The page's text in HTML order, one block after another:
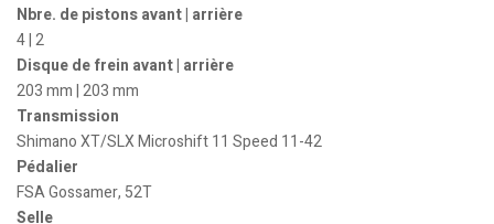
Nbre. de pistons avant | arrière
4 | 2
Disque de frein avant | arrière
203 mm | 203 mm
Transmission
Shimano XT/SLX Microshift 11 Speed 11-42
Pédalier
FSA Gossamer, 52T
Selle